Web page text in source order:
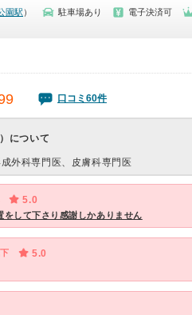
園駅 ） 駐車場あり 電子決済可
口コミ60件
について
外科専門医、皮膚科専門医
5.0
をして下さり感謝しかありません
5.0